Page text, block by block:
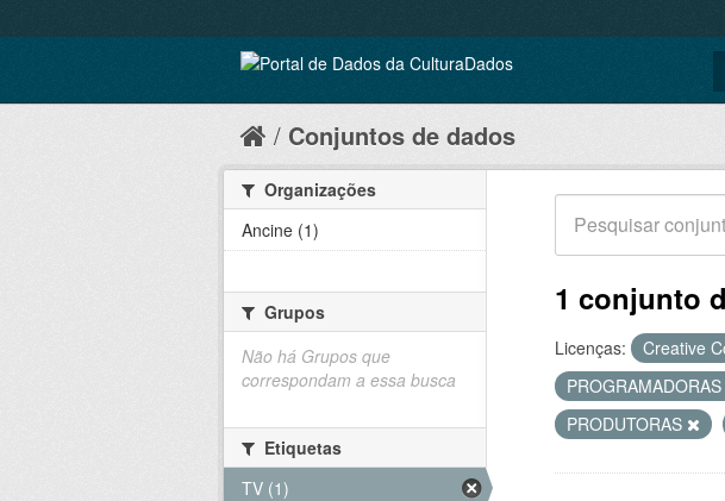
Conjuntos de dados
1 conjunto
Licenças: Creative
PROGRAMADORAS
PRODUTORAS
Organizações
Ancine (1)
Grupos
Não há Grupos que
correspondam a essa busca
Etiquetas
TV (1)